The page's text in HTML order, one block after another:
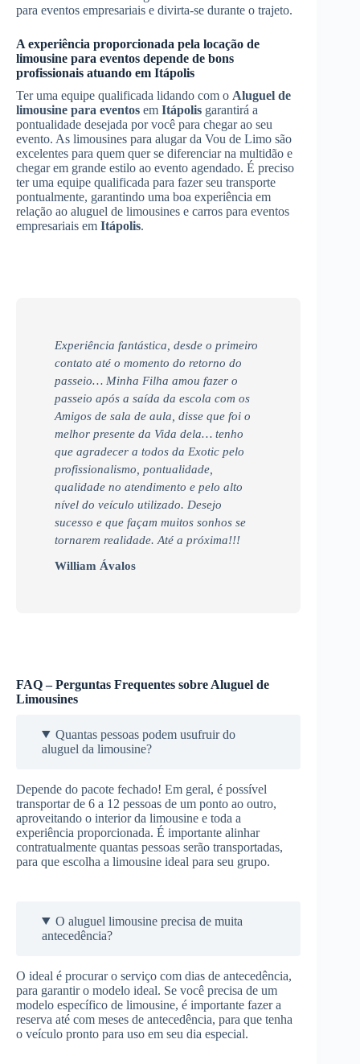
para eventos empresariais e divirta-se durante o trajeto.
A experiência proporcionada pela locação de
limousine para eventos depende de bons
profissionais atuando em Itápolis
Ter uma equipe qualificada lidando com o Aluguel de
limousine para eventos em Itápolis garantirá a
pontualidade desejada por você para chegar ao seu
evento. As limousines para alugar da Vou de Limo são
excelentes para quem quer se diferenciar na multidão e
chegar em grande estilo ao evento agendado. É preciso
ter uma equipe qualificada para fazer seu transporte
pontualmente, garantindo uma boa experiência em
relação ao aluguel de limousines e carros para eventos
empresariais em Itápolis.
Experiência fantástica, desde o primeiro
contato até o momento do retorno do
passeio… Minha Filha amou fazer o
passeio após a saída da escola com os
Amigos de sala de aula, disse que foi o
melhor presente da Vida dela… tenho
que agradecer a todos da Exotic pelo
profissionalismo, pontualidade,
qualidade no atendimento e pelo alto
nível do veículo utilizado. Desejo
sucesso e que façam muitos sonhos se
tornarem realidade. Até a próxima!!!
William Ávalos
FAQ – Perguntas Frequentes sobre Aluguel de
Limousines
Quantas pessoas podem usufruir do
aluguel da limousine?
Depende do pacote fechado! Em geral, é possível
transportar de 6 a 12 pessoas de um ponto ao outro,
aproveitando o interior da limousine e toda a
experiência proporcionada. É importante alinhar
contratualmente quantas pessoas serão transportadas,
para que escolha a limousine ideal para seu grupo.
O aluguel limousine precisa de muita
antecedência?
O ideal é procurar o serviço com dias de antecedência,
para garantir o modelo ideal. Se você precisa de um
modelo específico de limousine, é importante fazer a
reserva até com meses de antecedência, para que tenha
o veículo pronto para uso em seu dia especial.